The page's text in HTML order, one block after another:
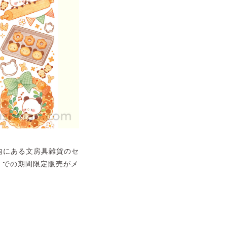
ある文房具雑貨のセ
の期間限定販売がメ